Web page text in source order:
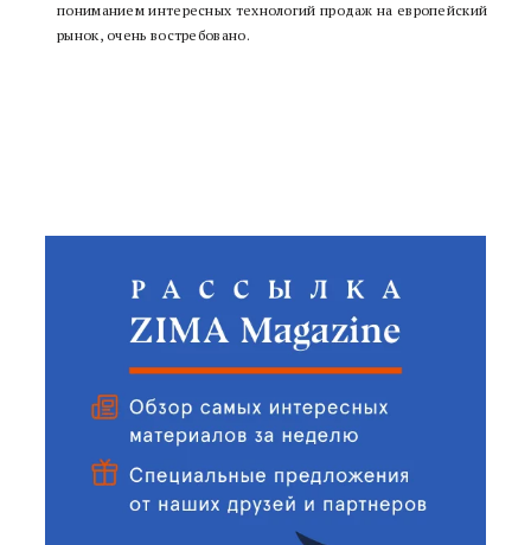
пониманием интересных технологий продаж на европейский
рынок, очень востребовано.